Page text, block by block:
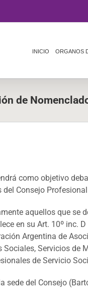
INICIO ORGANOS
de
como objetivo
Consejo
aquellos que se
en su Art. 10º
Argentina de
Servicios
de Servicio
sede del Consejo